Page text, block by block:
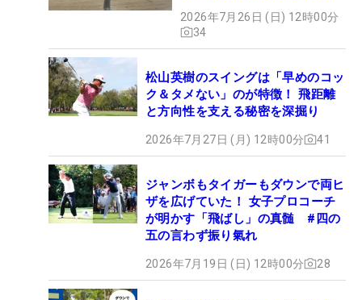
2026年7月26日 (日) 12時00分
34
松山英樹のスイングは「早めのコッ
ク＆タメない」のが特徴！ 飛距離
と方向性を支える秘密を深掘り
2026年7月27日 (月) 12時00分 41
ジャンボもタイガーもダウンで両ヒ
ザを広げていた！ 女子プロコーチ
が明かす「飛ばし」の真髄 #四の
五の言わず振り氣れ
2026年7月19日 (日) 12時00分 28